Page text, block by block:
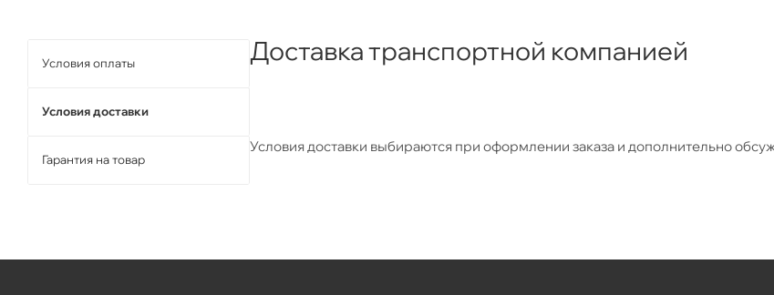
Доставка транспортной компанией
Условия доставки выбираются при оформлении заказа и дополнительно
Условия оплаты
Условия доставки
Гарантия на товар